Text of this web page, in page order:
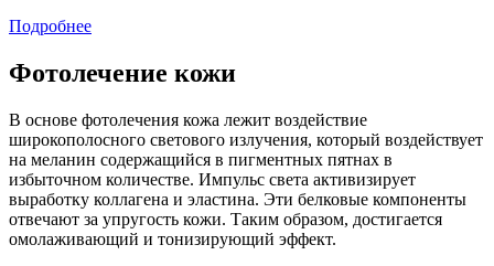
Подробнее
Фотолечение кожи
В основе фотолечения кожа лежит воздействие
широкополосного светового излучения, который воздействует
на меланин содержащийся в пигментных пятнах в
избыточном количестве. Импульс света активизирует
выработку коллагена и эластина. Эти белковые компоненты
отвечают за упругость кожи. Таким образом, достигается
омолаживающий и тонизирующий эффект.